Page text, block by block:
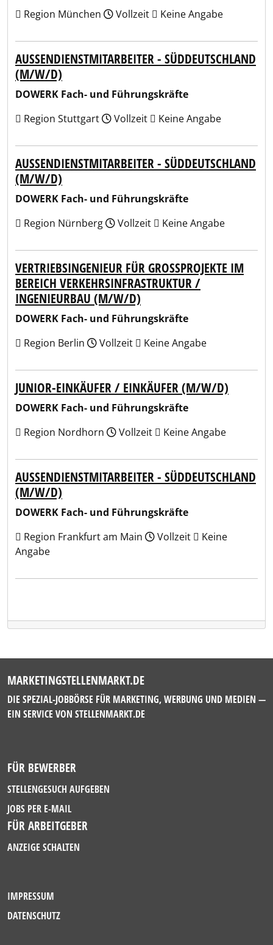
Region München
Vollzeit Keine Angabe
AUSSENDIENSTMITARBEITER - SÜDDEUTSCHLAND (
M/W/D)
DOWERK Fach- und Führungskräfte
Region Stuttgart
Vollzeit Keine Angabe
AUSSENDIENSTMITARBEITER - SÜDDEUTSCHLAND (
M/W/D)
DOWERK Fach- und Führungskräfte
Region Nürnberg
Vollzeit Keine Angabe
VERTRIEBSINGENIEUR FÜR GROSSPROJEKTE IM B
EREICH VERKEHRSINFRASTRUKTUR / I
NGENIEURBAU (M/W/D)
DOWERK Fach- und Führungskräfte
Region Berlin
Vollzeit Keine Angabe
JUNIOR-EINKÄUFER / EINKÄUFER (M/W/D)
DOWERK Fach- und Führungskräfte
Region Nordhorn
Vollzeit Keine Angabe
AUSSENDIENSTMITARBEITER - SÜDDEUTSCHLAND (
M/W/D)
DOWERK Fach- und Führungskräfte
Region Frankfurt am Main
Vollzeit
Keine
Angabe
MARKETINGSTELLENMARKT.DE
DIE SPEZIAL-JOBBÖRSE FÜR MARKETING, WERBUNG UND MEDIEN —
EIN SERVICE VON STELLENMARKT.DE
FÜR BEWERBER
STELLENGESUCH AUFGEBEN
JOBS PER E-MAIL
FÜR ARBEITGEBER
ANZEIGE SCHALTEN
IMPRESSUM
DATENSCHUTZ